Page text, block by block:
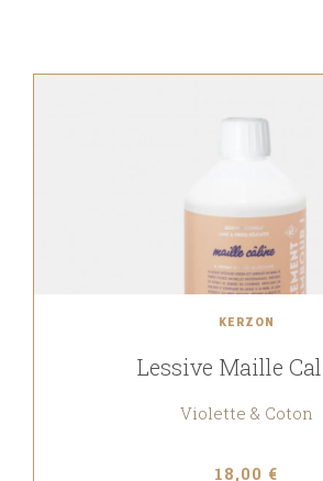
KERZON
Lessive Maille
Violette & Coton
18,00 €